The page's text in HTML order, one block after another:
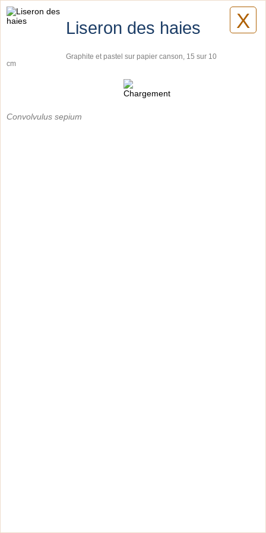
Lilyane Coulombe
Dessins
X
Liseron des haies
Graphite et pastel sur papier canson, 15 sur 10
cm
Convolvulus sepium